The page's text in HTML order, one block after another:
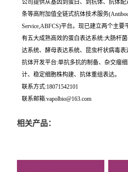
公司提供从基因到蛋白、到抗体、抗体配
条等高附加值全链式抗体技术服务
Service,ABFCS)平台。现已建立两个主要
有五大成熟高效的蛋白表达系统:大肠杆
达系统、酵母表达系统、昆虫杆状病毒
抗体开发平台:单抗多抗的制备、杂交瘤
计、稳定细胞株构建、抗体重组表达。
联系方式:18071542101
联系邮箱:vapolbio@163.com
相关产品：